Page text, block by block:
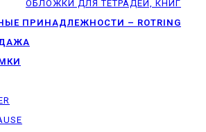
ОБЛОЖКИ ДЛЯ ТЕТРАДЕЙ, КНИГ
ПРИНАДЛЕЖНОСТИ – ROTRING